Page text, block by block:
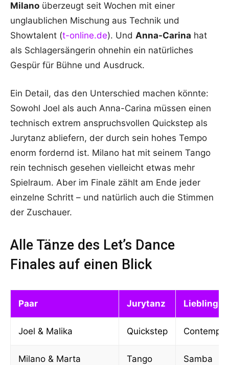
Milano überzeugt seit Wochen mit einer
unglaublichen Mischung aus Technik und
Showtalent (t-online.de). Und Anna-Carina hat
als Schlagersängerin ohnehin ein natürliches
Gespür für Bühne und Ausdruck.
Ein Detail, das den Unterschied machen könnte:
Sowohl Joel als auch Anna-Carina müssen einen
technisch extrem anspruchsvollen Quickstep als
Jurytanz abliefern, der durch sein hohes Tempo
enorm fordernd ist. Milano hat mit seinem Tango
rein technisch gesehen vielleicht etwas mehr
Spielraum. Aber im Finale zählt am Ende jeder
einzelne Schritt – und natürlich auch die Stimmen
der Zuschauer.
Alle Tänze des Let’s Dance
Finales auf einen Blick
Paar Jurytanz
Joel & Malika Quickstep
Milano & Marta Tango Samba